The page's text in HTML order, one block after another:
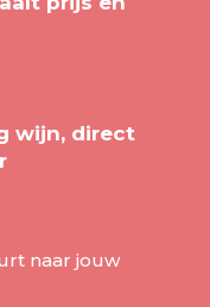
wijn, direct
naar jouw